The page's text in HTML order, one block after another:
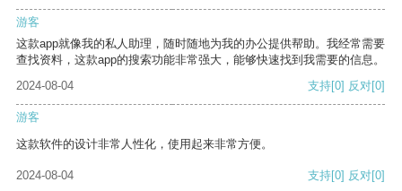
游客
这款app就像我的私人助理，随时随地为我的办公提供帮助。我经常需要
查找资料，这款app的搜索功能非常强大，能够快速找到我需要的信息。
2024-08-04
支持[0] 反对[0]
游客
这款软件的设计非常人性化，使用起来非常方便。
2024-08-04 支持[0] 反对[0]